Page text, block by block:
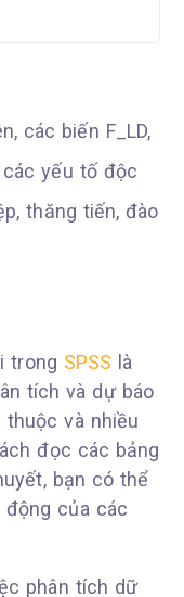
các biến F_LD,
các yếu tố độc
thăng tiến, đào
trong SPSS là
tích và dự báo
và nhiều
đọc các bảng
bạn có thể
của các
phân tích dữ